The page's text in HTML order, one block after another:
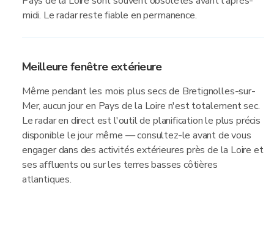
midi. Le radar reste fiable en permanence.
Meilleure fenêtre extérieure
Même pendant les mois plus secs de Bretignolles-sur-
Mer, aucun jour en Pays de la Loire n'est totalement sec.
Le radar en direct est l'outil de planification le plus précis
disponible le jour même — consultez-le avant de vous
engager dans des activités extérieures près de la Loire et
ses affluents ou sur les terres basses côtières
atlantiques.